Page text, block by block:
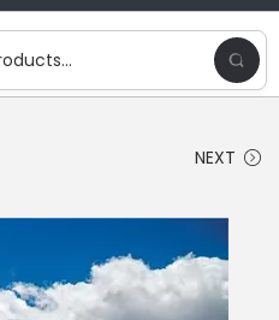
NEXT